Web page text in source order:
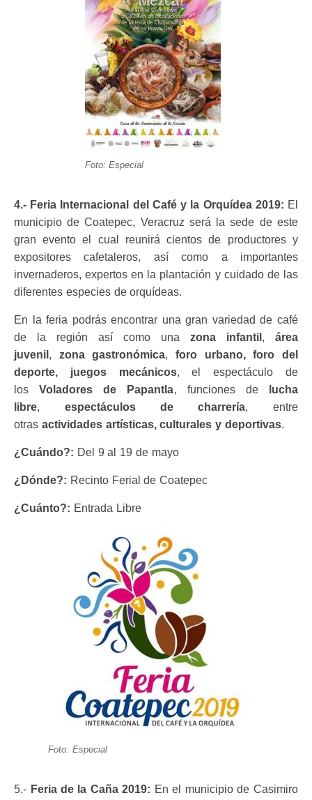
Foto: Especial
4.- Feria Internacional del Café y la Orquídea 2019: El
municipio de Coatepec, Veracruz será la sede de este
gran evento el cual reunirá cientos de productores y
expositores cafetaleros, así como a importantes
invernaderos, expertos en la plantación y cuidado de las
diferentes especies de orquídeas.
En la feria podrás encontrar una gran variedad de café
de la región así como una zona infantil , área
juvenil , zona gastronómica, foro urbano,foro del
deporte, juegos mecánicos, el espectáculo de
los Voladores de Papantla, funciones delucha
libre, espectáculos de charrería, entre
otras actividades artísticas, culturales y deportivas.
¿Cuándo?: Del 9 al 19 de mayo
¿Dónde?: Recinto Ferial de Coatepec
¿Cuánto?: Entrada Libre
Foto: Especial
5.- Feria de la Caña 2019: En el municipio de Casimiro